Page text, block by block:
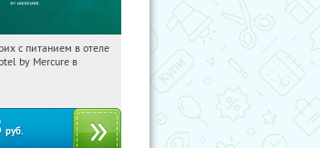
Купи первым!
г. Мытищи, д.
с питанием в отеле
by Mercure в
руб.